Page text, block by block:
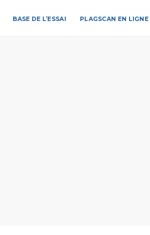
BASE DE L’ESSAI PLAGSCAN EN LIGNE